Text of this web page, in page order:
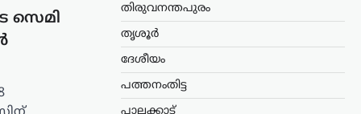
സെമി
തിരുവനന്തപുരം
തൃശൂർ
ദേശീയം
പത്തനംതിട്ട
പാലക്കാട്